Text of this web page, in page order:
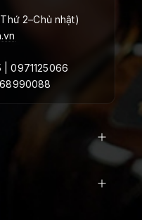
2–Chủ nhật)
| 0971125066